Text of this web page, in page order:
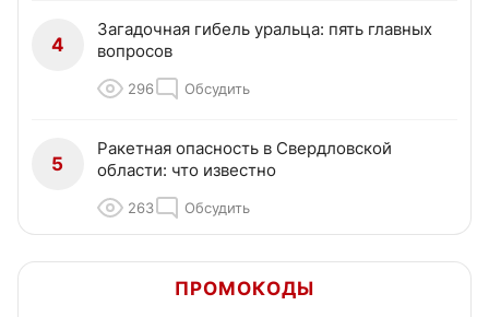
4
Загадочная гибель уральца: пять главных
вопросов
296 Обсудить
5
Ракетная опасность в Свердловской
области: что известно
263 Обсудить
ПРОМОКОДЫ